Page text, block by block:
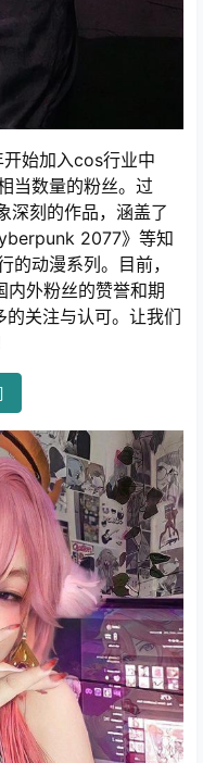
始加入cos行业中
当数量的粉丝。过
深刻的作品，涵盖了
2077》等知
的动漫系列。目前，
外粉丝的赞誉和期
关注与认可。让我们